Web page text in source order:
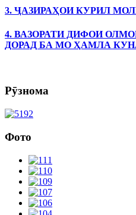
3. ҶАЗИРАҲОИ КУРИЛ
4. ВАЗОРАТИ ДИФОИ
ДОРАД БА МО ҲАМЛА
Рӯзнома
Фото